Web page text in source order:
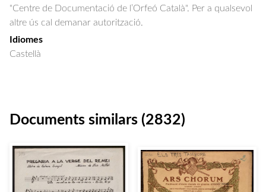
"Centre de Documentació de l’Orfeó Català". Per a qualsevol
altre ús cal demanar autorització.
Idiomes
Castellà
Documents similars (2832)